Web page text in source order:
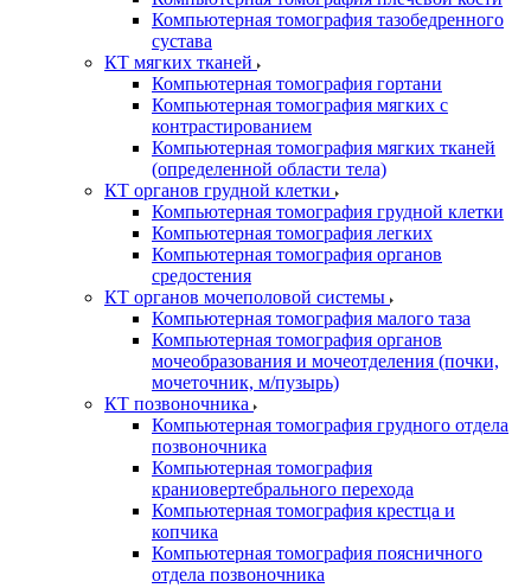
Компьютерная томография тазобедренного
сустава
КТ мягких тканей
Компьютерная томография гортани
Компьютерная томография мягких с
контрастированием
Компьютерная томография мягких тканей
(определенной области тела)
КТ органов грудной клетки
Компьютерная томография грудной клетки
Компьютерная томография легких
Компьютерная томография органов
средостения
КТ органов мочеполовой системы
Компьютерная томография малого таза
Компьютерная томография органов
мочеобразования и мочеотделения (почки,
мочеточник, м/пузырь)
КТ позвоночника
Компьютерная томография грудного отдела
позвоночника
Компьютерная томография
краниовертебрального перехода
Компьютерная томография крестца и
копчика
Компьютерная томография поясничного
отдела позвоночника